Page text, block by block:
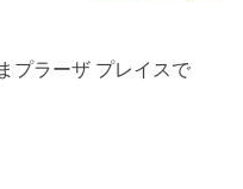
プラーザ プレイスで